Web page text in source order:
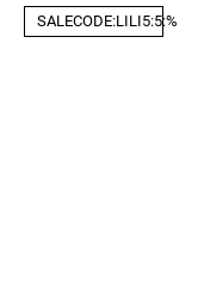
SALECODE:LILI5:5:%